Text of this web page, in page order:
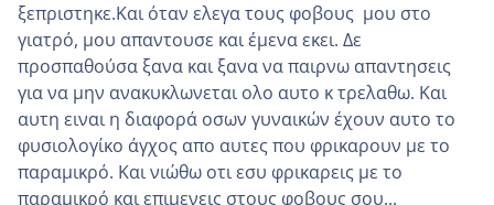
ξεπριστηκε.Και όταν ελεγα τους φοβους μου στο
γιατρό, μου απαντουσε και έμενα εκει. Δε
προσπαθούσα ξανα και ξανα να παιρνω απαντησεις
για να μην ανακυκλωνεται ολο αυτο κ τρελαθω. Και
αυτη ειναι η διαφορά οσων γυναικών έχουν αυτο το
φυσιολογίκο άγχος απο αυτες που φρικαρουν με το
παραμικρό. Και νιώθω οτι εσυ φρικαρεις με το
παραμικρό και επιμενεις στους φοβους σου...